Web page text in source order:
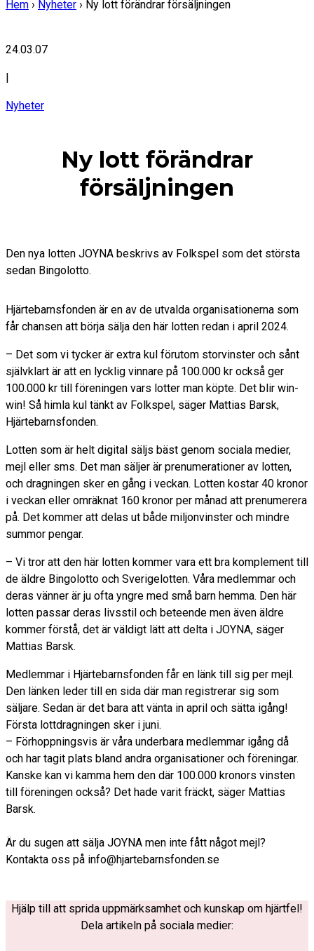
Hem › Nyheter › Ny lott förändrar försäljningen
24.03.07
|
Nyheter
Ny lott förändrar
försäljningen
Den nya lotten JOYNA beskrivs av Folkspel som det största
sedan Bingolotto.
Hjärtebarnsfonden är en av de utvalda organisationerna som
får chansen att börja sälja den här lotten redan i april 2024.
– Det som vi tycker är extra kul förutom storvinster och sånt
självklart är att en lycklig vinnare på 100.000 kr också ger
100.000 kr till föreningen vars lotter man köpte. Det blir win-
win! Så himla kul tänkt av Folkspel, säger Mattias Barsk,
Hjärtebarnsfonden.
Lotten som är helt digital säljs bäst genom sociala medier,
mejl eller sms. Det man säljer är prenumerationer av lotten,
och dragningen sker en gång i veckan. Lotten kostar 40 kronor
i veckan eller omräknat 160 kronor per månad att prenumerera
på. Det kommer att delas ut både miljonvinster och mindre
summor pengar.
– Vi tror att den här lotten kommer vara ett bra komplement till
de äldre Bingolotto och Sverigelotten. Våra medlemmar och
deras vänner är ju ofta yngre med små barn hemma. Den här
lotten passar deras livsstil och beteende men även äldre
kommer förstå, det är väldigt lätt att delta i JOYNA, säger
Mattias Barsk.
Medlemmar i Hjärtebarnsfonden får en länk till sig per mejl.
Den länken leder till en sida där man registrerar sig som
säljare. Sedan är det bara att vänta in april och sätta igång!
Första lottdragningen sker i juni.
– Förhoppningsvis är våra underbara medlemmar igång då
och har tagit plats bland andra organisationer och föreningar.
Kanske kan vi kamma hem den där 100.000 kronors vinsten
till föreningen också? Det hade varit fräckt, säger Mattias
Barsk.
Är du sugen att sälja JOYNA men inte fått något mejl?
Kontakta oss på info@hjartebarnsfonden.se
Hjälp till att sprida uppmärksamhet och kunskap om hjärtfel!
Dela artikeln på sociala medier: